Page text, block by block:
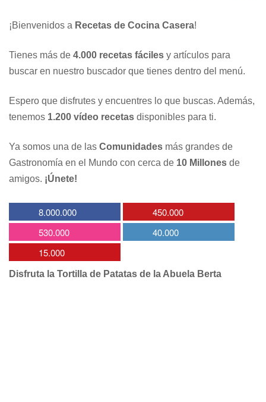
¡Bienvenidos a Recetas de Cocina Casera!
Tienes más de 4.000 recetas fáciles y artículos para
buscar en nuestro buscador que tienes dentro del menú.
Espero que disfrutes y encuentres lo que buscas. Además,
tenemos 1.200 vídeo recetas disponibles para ti.
Ya somos una de las Comunidades más grandes de
Gastronomía en el Mundo con cerca de 10 Millones de
amigos. ¡Únete!
8.000.000
450.000
530.000
40.000
15.000
Disfruta la Tortilla de Patatas de la Abuela Berta